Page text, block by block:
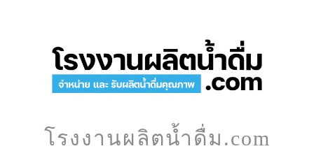
โรงงานผลิตน้ำดื่ม.com